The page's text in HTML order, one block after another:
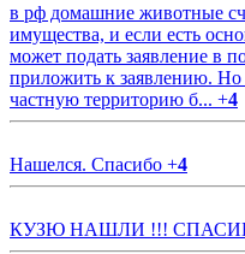
в рф домашние животные
имущества, и если есть
может подать заявление в
приложить к заявлению. Но
частную территорию б... +4
Нашелся. Спасибо +4
КУЗЮ НАШЛИ !!!